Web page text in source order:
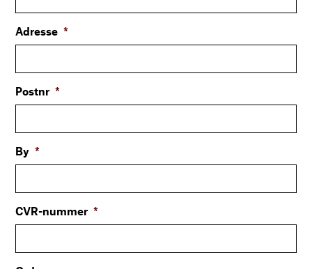
Adresse *
Postnr *
By *
CVR-nummer *